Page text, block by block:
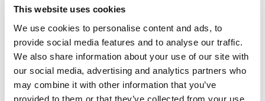
This website uses cookies
We use cookies to personalise content and ads, to
provide social media features and to analyse our traffic.
We also share information about your use of our site with
our social media, advertising and analytics partners who
may combine it with other information that you’ve
provided to them or that they’ve collected from your use